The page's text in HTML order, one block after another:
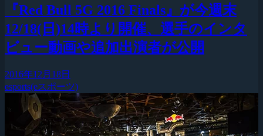
『Red Bull 5G 2016 Finals』が今週末
12/18(日)14時より開催、選手のインタ
ビュー動画や追加出演者が公開
2016年12月18日
esports(eスポーツ)